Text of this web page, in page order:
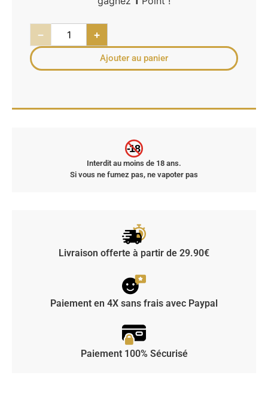
− +
Ajouter au panier
-18
Interdit au moins de 18 ans.
Si vous ne fumez pas, ne vapoter pas
Livraison offerte à partir de 29.90€
Paiement en 4X sans frais avec Paypal
Paiement 100% Sécurisé